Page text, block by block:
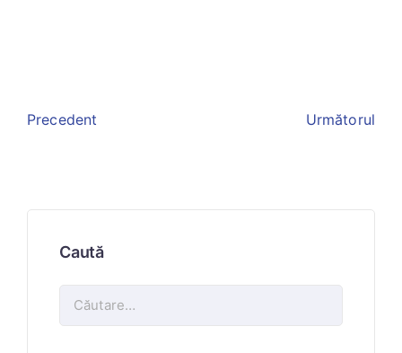
Precedent Următorul
Caută